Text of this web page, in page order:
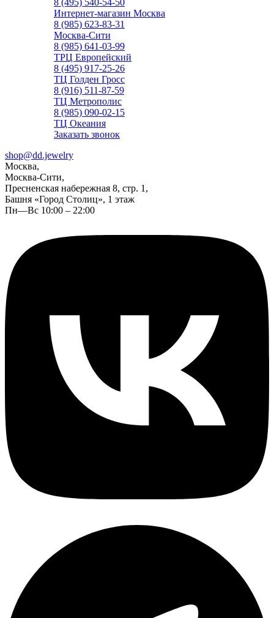
8 (495) 540-54-50
Интернет-магазин Москва
8 (985) 623-83-31
Москва-Сити
8 (985) 641-03-99
ТРЦ Европейский
8 (495) 917-25-26
ТЦ Голден Гросс
8 (916) 511-87-59
ТЦ Метрополис
8 (985) 090-02-15
ТЦ Океания
Заказать звонок
shop@dd.jewelry
Москва,
Москва-Сити,
Пресненская набережная 8, стр. 1,
Башня «Город Столиц», 1 этаж
Пн—Вс 10:00 – 22:00